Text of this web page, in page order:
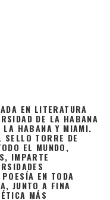
EN LITERATURA
DE LA HABANA
LA HABANA Y MIAMI.
SELLO TORRE DE
EL MUNDO,
IMPARTE
EN TODA
JUNTO A FINA
MÁS